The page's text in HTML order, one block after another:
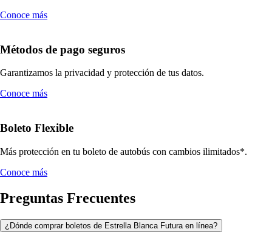
Conoce más
Métodos de pago seguros
Garantizamos la privacidad y protección de tus datos.
Conoce más
Boleto Flexible
Más protección en tu boleto de autobús con cambios ilimitados*.
Conoce más
Preguntas Frecuentes
¿Dónde comprar boletos de Estrella Blanca Futura en línea?